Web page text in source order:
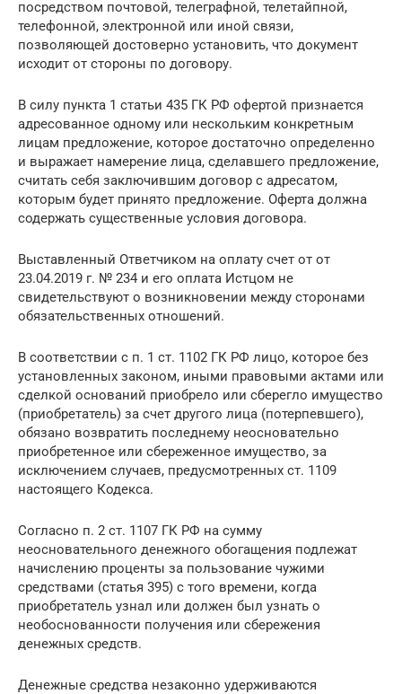
посредством почтовой, телеграфной, телетайпной,
телефонной, электронной или иной связи,
позволяющей достоверно установить, что документ
исходит от стороны по договору.
В силу пункта 1 статьи 435 ГК РФ офертой признается
адресованное одному или нескольким конкретным
лицам предложение, которое достаточно определенно
и выражает намерение лица, сделавшего предложение,
считать себя заключившим договор с адресатом,
которым будет принято предложение. Оферта должна
содержать существенные условия договора.
Выставленный Ответчиком на оплату счет от от
23.04.2019 г. № 234 и его оплата Истцом не
свидетельствуют о возникновении между сторонами
обязательственных отношений.
В соответствии с п. 1 ст. 1102 ГК РФ лицо, которое без
установленных законом, иными правовыми актами или
сделкой оснований приобрело или сберегло имущество
(приобретатель) за счет другого лица (потерпевшего),
обязано возвратить последнему неосновательно
приобретенное или сбереженное имущество, за
исключением случаев, предусмотренных ст. 1109
настоящего Кодекса.
Согласно п. 2 ст. 1107 ГК РФ на сумму
неосновательного денежного обогащения подлежат
начислению проценты за пользование чужими
средствами (статья 395) с того времени, когда
приобретатель узнал или должен был узнать о
необоснованности получения или сбережения
денежных средств.
Денежные средства незаконно удерживаются